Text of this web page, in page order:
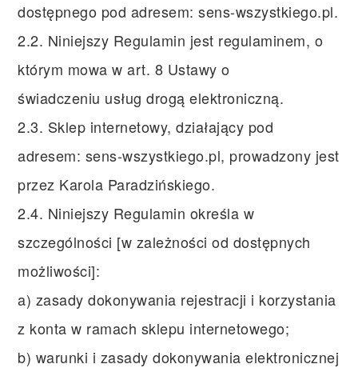
dostępnego pod adresem: sens-wszystkiego.pl.
2.2. Niniejszy Regulamin jest regulaminem, o
którym mowa w art. 8 Ustawy o
świadczeniu usług drogą elektroniczną.
2.3. Sklep internetowy, działający pod
adresem: sens-wszystkiego.pl, prowadzony jest
przez Karola Paradzińskiego.
2.4. Niniejszy Regulamin określa w
szczególności [w zależności od dostępnych
możliwości]:
a) zasady dokonywania rejestracji i korzystania
z konta w ramach sklepu internetowego;
b) warunki i zasady dokonywania elektronicznej